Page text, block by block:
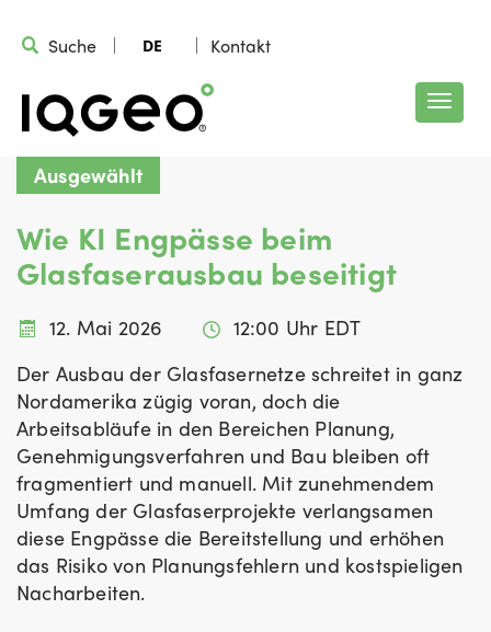
Suche DE Kontakt
Ausgewählt
Wie KI Engpässe beim
Glasfaserausbau beseitigt
12. Mai 2026
12:00 Uhr EDT
Der Ausbau der Glasfasernetze schreitet in ganz
Nordamerika zügig voran, doch die
Arbeitsabläufe in den Bereichen Planung,
Genehmigungsverfahren und Bau bleiben oft
fragmentiert und manuell. Mit zunehmendem
Umfang der Glasfaserprojekte verlangsamen
diese Engpässe die Bereitstellung und erhöhen
das Risiko von Planungsfehlern und kostspieligen
Nacharbeiten.